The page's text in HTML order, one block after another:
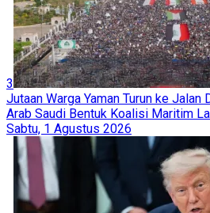
3
Jutaan Warga Yaman Turun ke
Arab Saudi Bentuk Koalisi Maritim
Sabtu, 1 Agustus 2026